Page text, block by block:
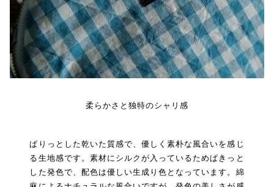
柔らかさと独特のシャリ感
ぱりっとした乾いた質感で、優しく素朴な風合いを感じ
る生地感です。素材にシルクが入っているためぱきっと
した発色で、配色は優しい生成り色となっています。綿